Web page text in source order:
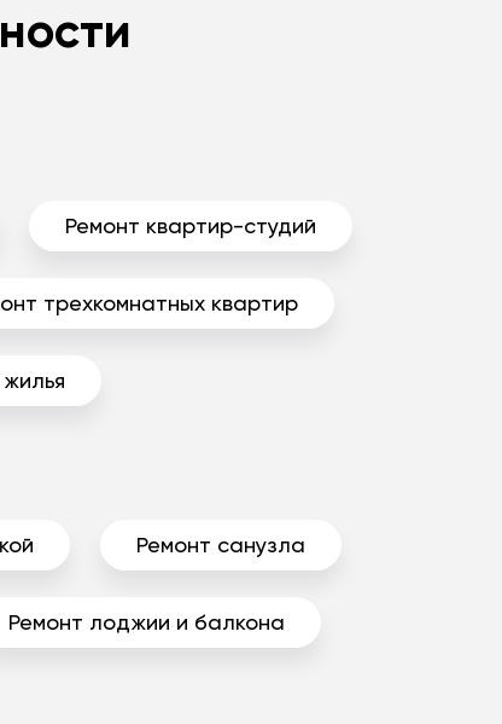
Ремонт квартир-студий
трехкомнатных квартир
Ремонт санузла
Ремонт лоджии и балкона